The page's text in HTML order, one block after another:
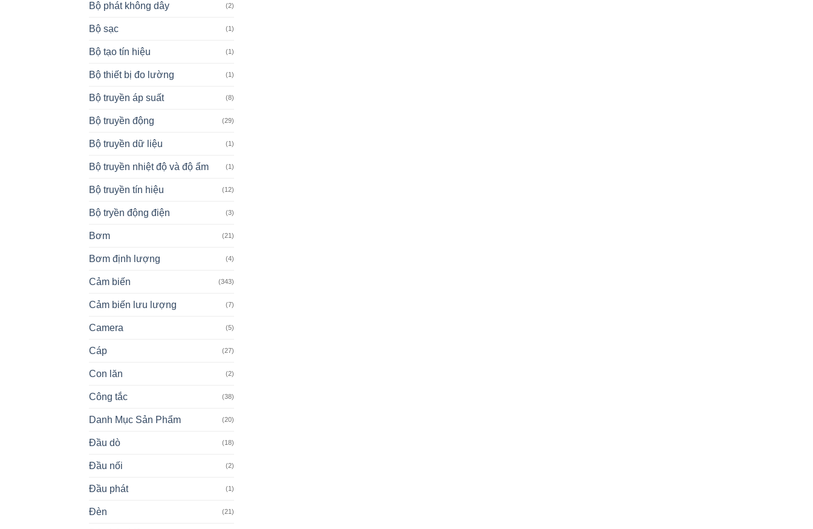
Bộ phát không dây (2)
Bộ sạc (1)
Bộ tạo tín hiệu (1)
Bộ thiết bị đo lường (1)
Bộ truyền áp suất (8)
Bộ truyền động (29)
Bộ truyền dữ liệu (1)
Bộ truyền nhiệt độ và độ ẩm (1)
Bộ truyền tín hiệu (12)
Bộ tryền động điện (3)
Bơm (21)
Bơm định lượng (4)
Cảm biến (343)
Cảm biến lưu lượng (7)
Camera (5)
Cáp (27)
Con lăn (2)
Công tắc (38)
Danh Mục Sản Phẩm (20)
Đầu dò (18)
Đầu nối (2)
Đầu phát (1)
Đèn (21)